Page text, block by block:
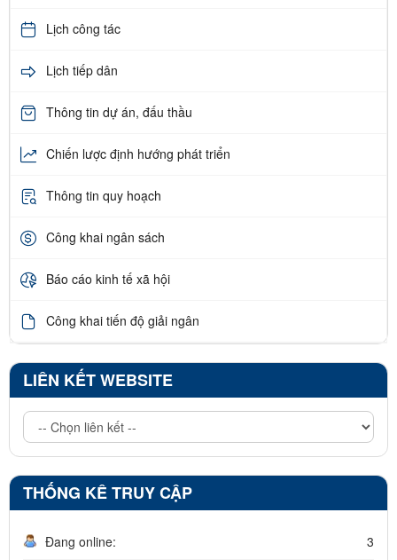
Lịch công tác
Lịch tiếp dân
Thông tin dự án, đấu thầu
Chiến lược định hướng phát triển
Thông tin quy hoạch
Công khai ngân sách
Báo cáo kinh tế xã hội
Công khai tiến độ giải ngân
LIÊN KẾT WEBSITE
THỐNG KÊ TRUY CẬP
Đang online: 3